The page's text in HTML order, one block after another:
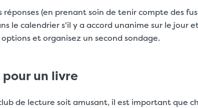
réponses (en prenant soin de tenir compte des
le calendrier s'il y a accord unanime sur le jour
et organisez un second sondage.
pour un livre
de lecture soit amusant, il est important que